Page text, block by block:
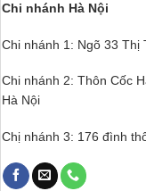
Chi nhánh Hà Nội
Chi nhánh 1: Ngõ 33 Thị
Chi nhánh 2: Thôn Cốc
Hà Nội
Chị nhánh 3: 176 đình